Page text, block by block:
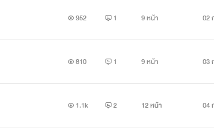
952 1 9 หน้า 02
810 1 9 หน้า 03
1.1k 2 12 หน้า 04